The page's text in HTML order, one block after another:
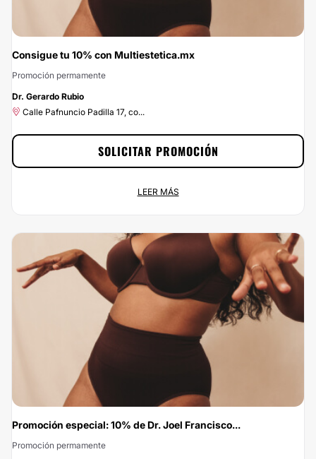
-10%
Consigue tu 10% con Multiestetica.mx
Promoción permamente
Dr. Gerardo Rubio
Calle Pafnuncio Padilla 17, co...
Contrata a través de Multiestetica.mx y aprovecha en exclusiva de un 10% de
descuento. ¡No puedes desaprovechar esta oportunidad! Haz click en
Solicitar Promoción y envía tus datos para beneficiarte del 10% de descuento.
¿Qué estás esperando? ¡Contáctanos ya!
SOLICITAR PROMOCIÓN
LEER MÁS
-10%
Promoción especial: 10% de Dr. Joel Francisco...
Promoción permamente